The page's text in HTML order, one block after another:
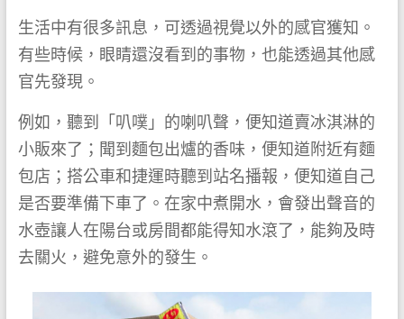
生活中有很多訊息，可透過視覺以外的感官獲知。
有些時候，眼睛還沒看到的事物，也能透過其他感
官先發現。
例如，聽到「叭噗」的喇叭聲，便知道賣冰淇淋的
小販來了；聞到麵包出爐的香味，便知道附近有麵
包店；搭公車和捷運時聽到站名播報，便知道自己
是否要準備下車了。在家中煮開水，會發出聲音的
水壺讓人在陽台或房間都能得知水滾了，能夠及時
去關火，避免意外的發生。